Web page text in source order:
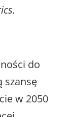
do
szansę
w 2050